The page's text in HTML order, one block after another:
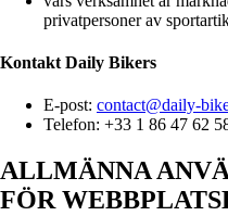
privatpersoner av
Kontakt Daily Bikers
E-post: contact@daily-
Telefon: +33 1 86 47 62
ALLMÄNNA
FÖR